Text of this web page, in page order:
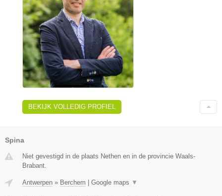
BEKIJK VOLLEDIG PROFIEL
Spina
Niet gevestigd in de plaats Nethen en in de provincie Waals-
Brabant.
Antwerpen » Berchem Google maps ▼